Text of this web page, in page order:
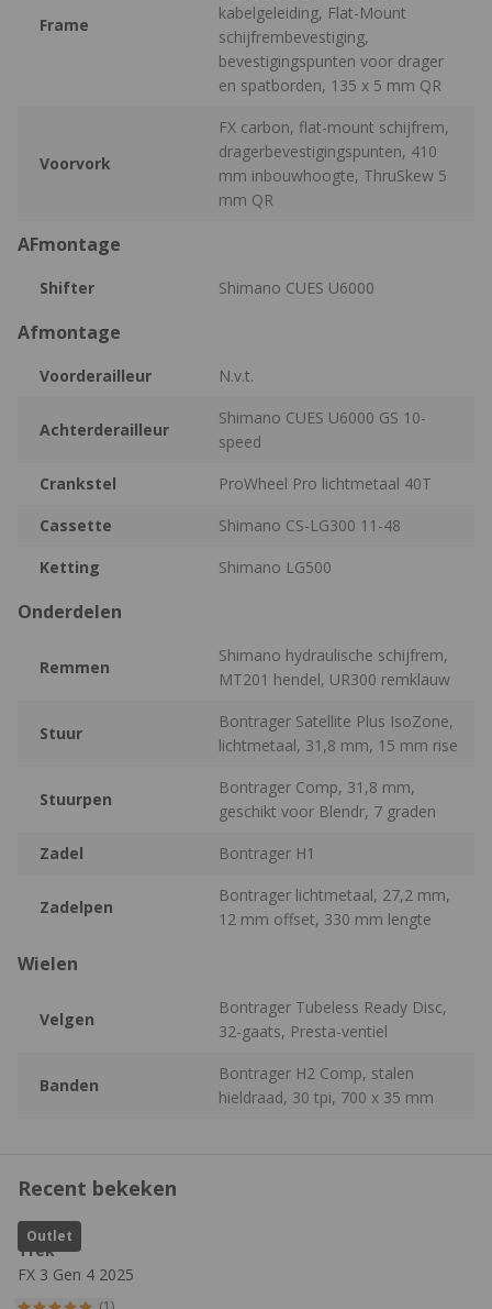
Frame
kabelgeleiding, Flat-Mount
schijfrembevestiging,
bevestigingspunten voor drager
en spatborden, 135 x 5 mm QR
Voorvork
FX carbon, flat-mount schijfrem,
dragerbevestigingspunten, 410
mm inbouwhoogte, ThruSkew 5
mm QR
AFmontage
Shifter Shimano CUES U6000
Afmontage
Voorderailleur N.v.t.
Achterderailleur
Shimano CUES U6000 GS 10-
speed
Crankstel
ProWheel Pro lichtmetaal 40T
Cassette
Shimano CS-LG300 11-48
Ketting
Shimano LG500
Onderdelen
Remmen
Shimano hydraulische schijfrem,
MT201 hendel, UR300 remklauw
Stuur
Bontrager Satellite Plus IsoZone,
lichtmetaal, 31,8 mm, 15 mm rise
Stuurpen
Bontrager Comp, 31,8 mm,
geschikt voor Blendr, 7 graden
Zadel
Bontrager H1
Zadelpen
Bontrager lichtmetaal, 27,2 mm,
12 mm offset, 330 mm lengte
Wielen
Velgen
Bontrager Tubeless Ready Disc,
32-gaats, Presta-ventiel
Banden
Bontrager H2 Comp, stalen
hieldraad, 30 tpi, 700 x 35 mm
Recent bekeken
Outlet
Trek
FX 3 Gen 4 2025